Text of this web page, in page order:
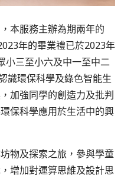
本服務主辦為期兩年的
年的畢業禮已於2023年
小三至小六及中一至中二
識環保科學及綠色智能生
加強同學的創造力及批判
保科學應用於生活中的興
物及探索之旅，參與學童
增加對運算思維及設計思